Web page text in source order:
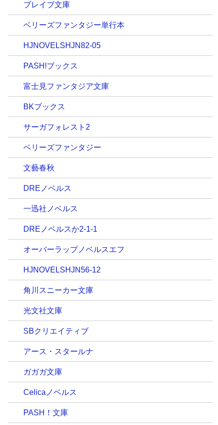
ブレイブ文庫
ベリーズファンタジー単行本
HJNOVELSHJN82-05
PASH!ブックス
富士見ファンタジア文庫
BKブックス
サーガフォレスト2
ベリーズファンタジー
文藝春秋
DREノベルス
一迅社ノベルス
DREノベルスか2-1-1
オーバーラップノベルスエフ
HJNOVELSHJN56-12
角川スニーカー文庫
光文社文庫
SBクリエイティブ
アース・スタールナ
ガガガ文庫
Celicaノベルス
PASH！文庫